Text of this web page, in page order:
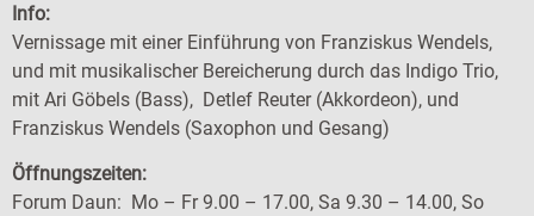
Info:
Vernissage mit einer Einführung von Franziskus Wendels,
und mit musikalischer Bereicherung durch das Indigo Trio,
mit Ari Göbels (Bass), Detlef Reuter (Akkordeon), und
Franziskus Wendels (Saxophon und Gesang)
Öffnungszeiten:
Forum Daun: Mo – Fr 9.00 – 17.00, Sa 9.30 – 14.00, So